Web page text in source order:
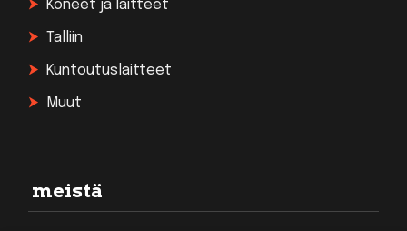
Koneet ja laitteet
Talliin
Kuntoutuslaitteet
Muut
meistä